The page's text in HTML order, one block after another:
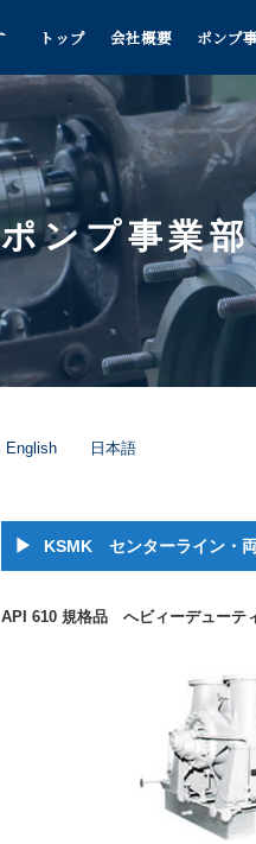
トップ 会社概要 ポンプ
ポンプ事業部
English 日本語
KSMK センターライン・
API 610 規格品 へビィーデューテ